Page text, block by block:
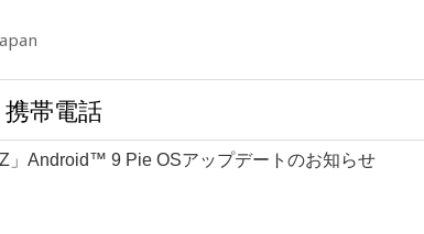
帯電話
」Android™ 9 Pie OSアップデートのお知らせ